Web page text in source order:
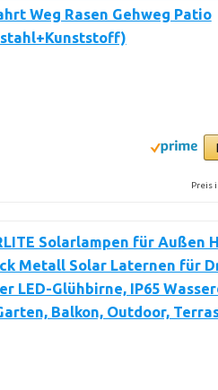
Weg Rasen Gehweg Patio
Preis
Solarlampen für Außen
Metall Solar Laternen für
LED-Glühbirne, IP65
Balkon, Outdoor,